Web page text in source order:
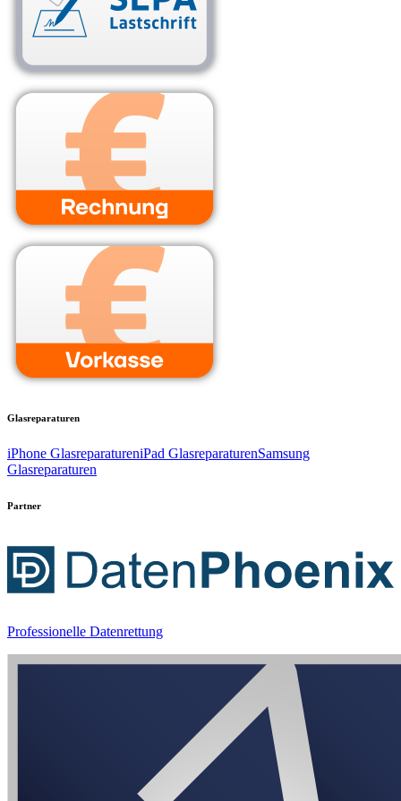
Glasreparaturen
iPhone GlasreparatureniPad GlasreparaturenSamsung
Glasreparaturen
Partner
Professionelle Datenrettung